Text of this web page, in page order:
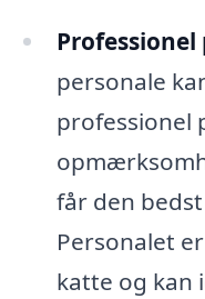
Professionel
personale
professionel
får den
Personalet
katte og kan